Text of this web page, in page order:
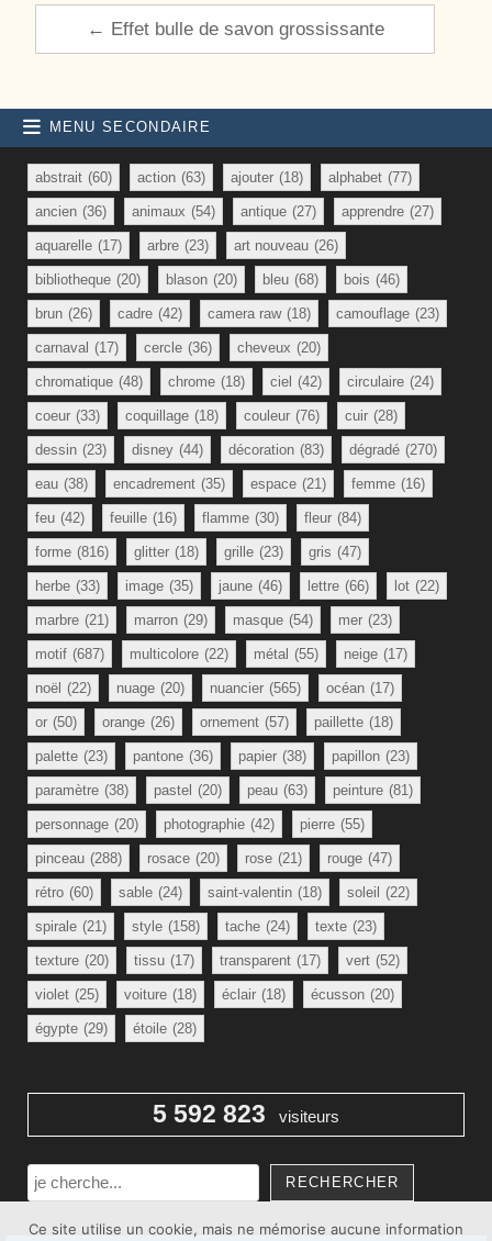
← Effet bulle de savon grossissante
MENU SECONDAIRE
abstrait (60) action (63) ajouter (18) alphabet (77)
ancien (36) animaux (54) antique (27) apprendre (27)
aquarelle (17) arbre (23) art nouveau (26)
bibliotheque (20) blason (20) bleu (68) bois (46)
brun (26) cadre (42) camera raw (18) camouflage (23)
carnaval (17) cercle (36) cheveux (20)
chromatique (48) chrome (18) ciel (42) circulaire (24)
coeur (33) coquillage (18) couleur (76) cuir (28)
dessin (23) disney (44) décoration (83) dégradé (270)
eau (38) encadrement (35) espace (21) femme (16)
feu (42) feuille (16) flamme (30) fleur (84)
forme (816) glitter (18) grille (23) gris (47)
herbe (33) image (35) jaune (46) lettre (66) lot (22)
marbre (21) marron (29) masque (54) mer (23)
motif (687) multicolore (22) métal (55) neige (17)
noël (22) nuage (20) nuancier (565) océan (17)
or (50) orange (26) ornement (57) paillette (18)
palette (23) pantone (36) papier (38) papillon (23)
paramètre (38) pastel (20) peau (63) peinture (81)
personnage (20) photographie (42) pierre (55)
pinceau (288) rosace (20) rose (21) rouge (47)
rétro (60) sable (24) saint-valentin (18) soleil (22)
spirale (21) style (158) tache (24) texte (23)
texture (20) tissu (17) transparent (17) vert (52)
violet (25) voiture (18) éclair (18) écusson (20)
égypte (29) étoile (28)
5 592 823 visiteurs
Rechercher
RECHERCHER
Ce site utilise un cookie, mais ne mémorise aucune information